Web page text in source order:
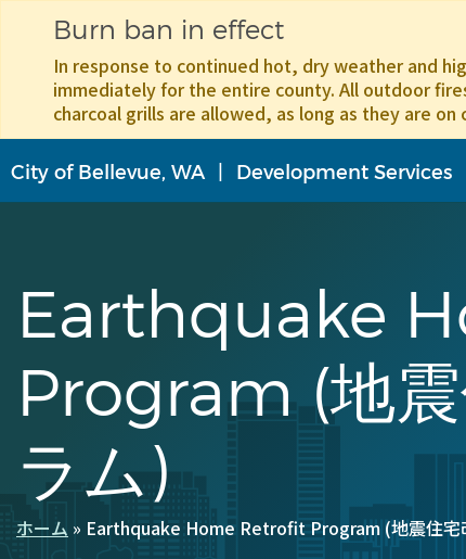
イ
ン
Burn ban in effect
In response to continued hot, dry weather and
immediately for the entire county. All outdoor
charcoal grills are allowed, as long as they are
City of Bellevue, WA Development Services
Earthquake
Program (地
ラム)
パ
ホーム Earthquake Home Retrofit Program (地震住宅